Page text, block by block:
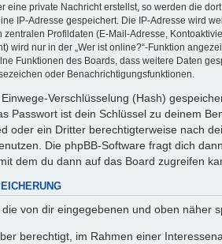
eine private Nachricht erstellst, so werden die
IP-Adresse gespeichert. Die IP-Adresse wird
zentralen Profildaten (E-Mail-Adresse,
wird nur in der „Wer ist online?“-Funktion
Funktionen des Boards, dass weitere Daten
oder Benachrichtigungsfunktionen.
Verschlüsselung (Hash)
Passwort ist dein Schlüssel zu deinem
oder ein Dritter berechtigterweise nach
Die phpBB-Software fragt dich
dem du dann auf das Board zugreifen
von dir eingegebenen und oben näher
berechtigt, im Rahmen einer